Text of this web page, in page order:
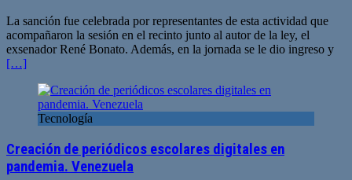
La sanción fue celebrada por representantes de esta actividad que
acompañaron la sesión en el recinto junto al autor de la ley, el
exsenador René Bonato. Además, en la jornada se le dio ingreso y
[…]
Tecnología
Creación de periódicos escolares digitales en
pandemia. Venezuela